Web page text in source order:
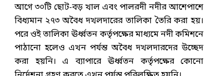
আগে ৩০টি ছোট-বড় খাল এবং পালরদী নদীর আশেপাশে
বিধ্যমান ২৭৩ অবৈধ দখলদারের তালিকা তৈরি করা হয়।
পরে ওই তালিকা ঊর্ধ্বতন কর্তৃপক্ষের মাধ্যমে নদী কমিশনে
পাঠানো হলেও এখন পর্যন্ত অবৈধ দখলদারদের উচ্ছেদ
করা হয়নি। এ ব্যাপারে ঊর্ধ্বতন কর্তৃপক্ষের কোনো